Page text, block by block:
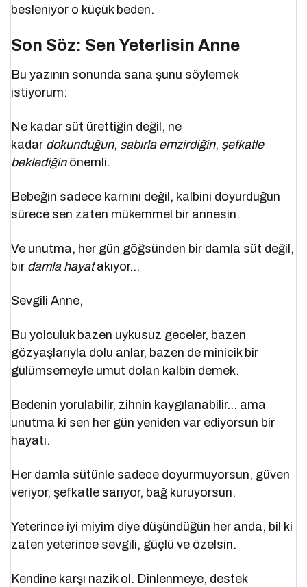
besleniyor o küçük beden.
Son Söz: Sen Yeterlisin Anne
Bu yazının sonunda sana şunu söylemek
istiyorum:
Ne kadar süt ürettiğin değil, ne
kadar dokunduğun, sabırla emzirdiğin, şefkatle
beklediğinönemli.
Bebeğin sadece karnını değil, kalbini doyurduğun
sürece sen zaten mükemmel bir annesin.
Ve unutma, her gün göğsünden bir damla süt değil,
bir damla hayatakıyor…
Sevgili Anne,
Bu yolculuk bazen uykusuz geceler, bazen
gözyaşlarıyla dolu anlar, bazen de minicik bir
gülümsemeyle umut dolan kalbin demek.
Bedenin yorulabilir, zihnin kaygılanabilir… ama
unutma ki sen her gün yeniden var ediyorsun bir
hayatı.
Her damla sütünle sadece doyurmuyorsun, güven
veriyor, şefkatle sarıyor, bağ kuruyorsun.
Yeterince iyi miyim diye düşündüğün her anda, bil ki
zaten yeterince sevgili, güçlü ve özelsin.
Kendine karşı nazik ol. Dinlenmeye, destek